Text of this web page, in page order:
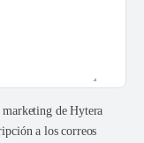
de Hytera
a los correos